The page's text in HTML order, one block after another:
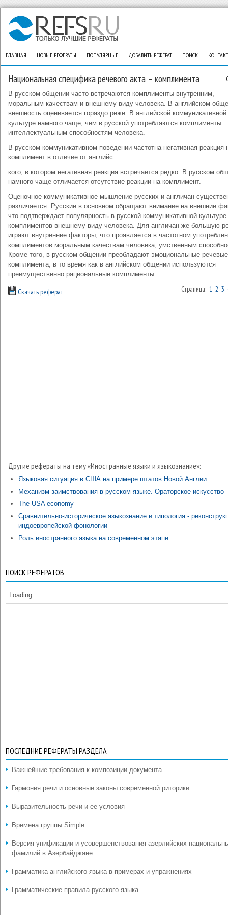
ГЛАВНАЯ НОВЫЕ РЕФЕРАТЫ ПОПУЛЯРНЫЕ ДОБАВИТЬ РЕФЕРАТ ПОИСК
Национальная специфика речевого акта – комплимента
В русском общении часто встречаются комплименты внутренним,
моральным качествам и внешнему виду человека. В английском
внешность оценивается гораздо реже. В английской коммуникативной
культуре намного чаще, чем в русской употребляются комплименты
интеллектуальным способностям человека.
В русском коммуникативном поведении частотна негативная реакция
комплимент в отличие от английс
кого, в котором негативная реакция встречается редко. В русском
намного чаще отличается отсутствие реакции на комплимент.
Оценочное коммуникативное мышление русских и англичан
различается. Русские в основном обращают внимание на внешние
что подтверждает популярность в русской коммуникативной культуре
комплиментов внешнему виду человека. Для англичан же большую
играют внутренние факторы, что проявляется в частотном
комплиментов моральным качествам человека, умственным
Кроме того, в русском общении преобладают эмоциональные
комплимента, в то время как в английском общении используются
преимущественно рациональные комплименты.
Скачать реферат Страница: 1 2 3
Другие рефераты на тему «Иностранные языки и языкознание»:
Языковая ситуация в США на примере штатов Новой Англии
Механизм заимствования в русском языке. Ораторское искусство
The USA economy
Сравнительно-историческое языкознание и типология -
индоевропейской фонологии
Роль иностранного языка на современном этапе
ПОИСК РЕФЕРАТОВ
Loading
ПОСЛЕДНИЕ РЕФЕРАТЫ РАЗДЕЛА
Важнейшие требования к композиции документа
Гармония речи и основные законы современной риторики
Выразительность речи и ее условия
Времена группы Simple
Версия унификации и усовершенствования азерлийских
фамилий в Азербайджане
Грамматика английского языка в примерах и упражнениях
Грамматические правила русского языка